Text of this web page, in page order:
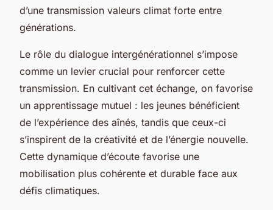
d’une transmission valeurs climat forte entre
générations.
Le rôle du dialogue intergénérationnel s’impose
comme un levier crucial pour renforcer cette
transmission. En cultivant cet échange, on favorise
un apprentissage mutuel : les jeunes bénéficient
de l’expérience des aînés, tandis que ceux-ci
s’inspirent de la créativité et de l’énergie nouvelle.
Cette dynamique d’écoute favorise une
mobilisation plus cohérente et durable face aux
défis climatiques.